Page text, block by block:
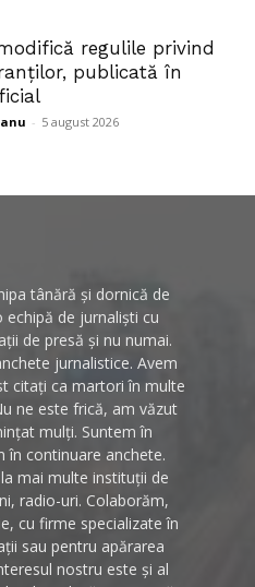
regulile privind
publicată în
- 5 august 2026
tânără și dornică de
echipă de jurnaliști cu
de presă și nu numai.
jurnalistice. Avem
citați ca martori în multe
ne este frică, am văzut
mulți. Suntem în
în continuare anchete.
mai multe instituții de
radio-uri. Colaborăm,
cu firme specializate în
sau pentru apărarea
nostru este și al